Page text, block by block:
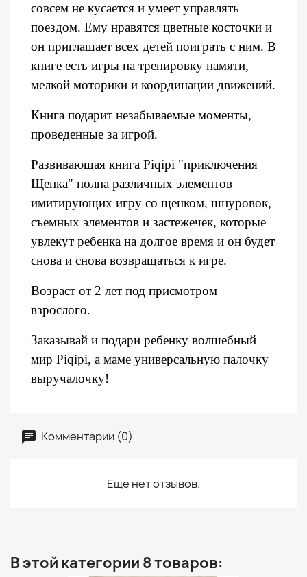
совсем не кусается и умеет управлять
поездом. Ему нравятся цветные косточки и
он приглашает всех детей поиграть с ним. В
книге есть игры на тренировку памяти,
мелкой моторики и координации движений.
Книга подарит незабываемые моменты,
проведенные за игрой.
Развивающая книга Piqipi "приключения
Щенка" полна различных элементов
имитирующих игру со щенком, шнуровок,
съемных элементов и застежечек, которые
увлекут ребенка на долгое время и он будет
снова и снова возвращаться к игре.
Возраст от 2 лет под присмотром
взрослого.
Заказывай и подари ребенку волшебный
мир Piqipi, а маме универсальную палочку
выручалочку!
Комментарии (0)
Еще нет отзывов.
В этой категории 8 товаров: